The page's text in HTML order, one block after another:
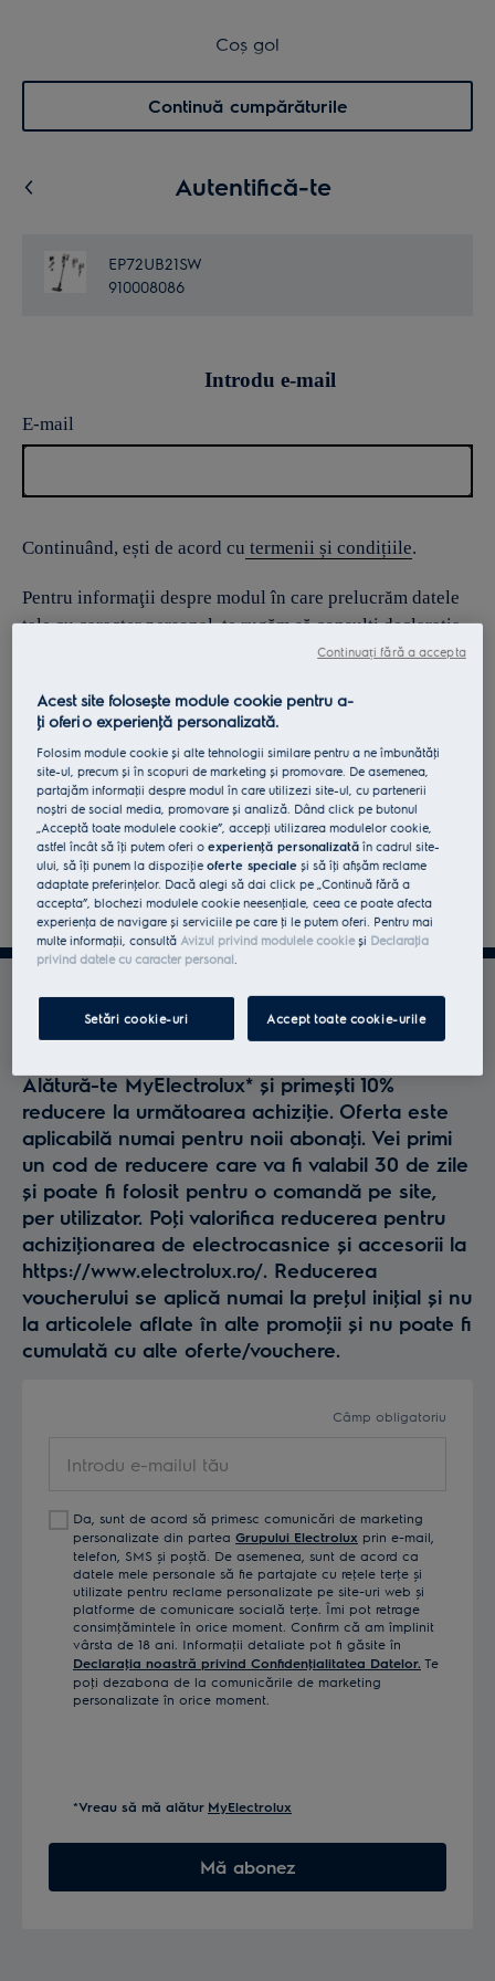
Menu 0
Coș de cumpărături
Coș gol
Continuă cumpărăturile
Autentifică-te
EP72UB21SW
910008086
Introdu e-mail
E-mail
Continuând, ești de acord cu termenii și condițiile.
Pentru informaţii despre modul în care prelucrăm datele
tale cu caracter personal, te rugăm să consulţi declaraţia
Profită la maxim de
Electrolux
Alătură-te MyElectrolux* și primești 10%
reducere la următoarea achiziţie. Oferta este
aplicabilă numai pentru noii abonaţi. Vei primi
un cod de reducere care va fi valabil 30 de zile
și poate fi folosit pentru o comandă pe site,
per utilizator. Poţi valorifica reducerea pentru
achiziţionarea de electrocasnice și accesorii la
https://www.electrolux.ro/. Reducerea
voucherului se aplică numai la preţul iniţial și nu
la articolele aflate în alte promoţii și nu poate fi
cumulată cu alte oferte/vouchere.
Câmp obligatoriu
Da, sunt de acord să primesc comunicări de marketing
personalizate din partea Grupului Electrolux prin e-mail,
telefon, SMS și poștă. De asemenea, sunt de acord ca
datele mele personale să fie partajate cu reţele terţe și
utilizate pentru reclame personalizate pe site-uri web și
platforme de comunicare socială terţe. Îmi pot retrage
consimţămintele în orice moment. Confirm că am împlinit
vârsta de 18 ani. Informaţii detaliate pot fi găsite în
Declaraţia noastră privind Confidenţialitatea Datelor. Te
poţi dezabona de la comunicările de marketing
personalizate în orice moment.
*Vreau să mă alătur MyElectrolux
Mă abonez
Acest site folosește module cookie pentru a-
ţi oferi o experienţă personalizată.
Folosim module cookie și alte tehnologii similare pentru a ne îmbunătăţi
site-ul, precum și în scopuri de marketing și promovare. De asemenea,
partajăm informaţii despre modul în care utilizezi site-ul, cu partenerii
noștri de social media, promovare și analiză. Dând click pe butonul
„Acceptă toate modulele cookie”, accepţi utilizarea modulelor cookie,
astfel încât să îţi putem oferi oexperienţă personalizată în cadrul site-
ului, să îţi punem la dispoziţieoferte speciale și să îţi afișăm reclame
adaptate preferinţelor. Dacă alegi să dai click pe „Continuă fără a
accepta”, blochezi modulele cookie neesenţiale, ceea ce poate afecta
experienţa de navigare și serviciile pe care ţi le putem oferi. Pentru mai
multe informaţii, consultă Avizul privind modulele cookieși Declaraţia
privind datele cu caracter personal.
Setări cookie-uri Accept toate cookie-urile
Continuați fără a accepta